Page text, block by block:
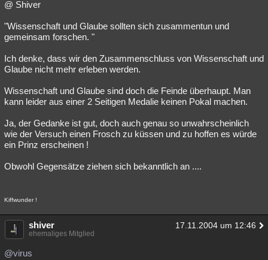
@ Shiver
"Wissenschaft und Glaube sollten sich zusammentun und
gemeinsam forschen. "
Ich denke, dass wir den Zusammenschluss von Wissenschaft und
Glaube nicht mehr erleben werden.
Wissenschaft und Glaube sind doch die Feinde überhaupt. Man
kann leider aus einer 2 Seitigen Medalie keinen Pokal machen.
Ja, der Gedanke ist gut, doch auch genau so unwahrscheinlich
wie der Versuch einen Frosch zu küssen und zu hoffen es würde
ein Prinz erscheinen !
Obwohl Gegensätze ziehen sich bekanntlich an ....
Kiffwunder !
shiver 17.11.2004 um 12:46
ehemaliges Mitglied
@virus